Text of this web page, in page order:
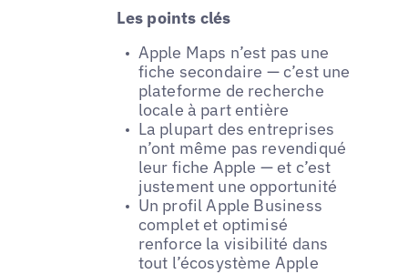
Les points clés
Apple Maps n’est pas une
fiche secondaire — c’est une
plateforme de recherche
locale à part entière
La plupart des entreprises
n’ont même pas revendiqué
leur fiche Apple — et c’est
justement une opportunité
Un profil Apple Business
complet et optimisé
renforce la visibilité dans
tout l’écosystème Apple